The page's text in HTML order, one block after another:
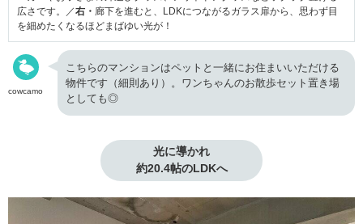
広さです。／右・ 廊下を進むと、LDKにつながるガラス扉から、思わず目
を細めたくなるほどまばゆい光が！
cowcamo
こちらのマンションはペットと一緒にお住まいいただける
物件です（細則あり）。ワンちゃんのお散歩セット置き場
としても◎
光に導かれ
約20.4帖のLDKへ